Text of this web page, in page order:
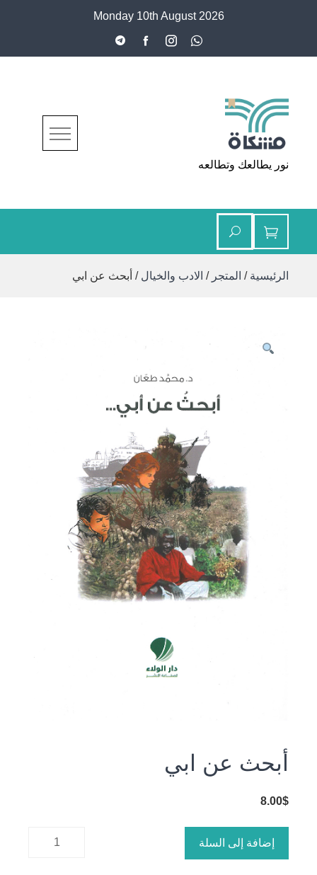
Monday 10th August 2026
مشكاة
نور يطالعك وتطالعه
الرئيسية / المتجر / الادب والخيال / أبحث عن ابي
أبحث عن ابي
8.00$
كمية أبحث
إضافة إلى السلة